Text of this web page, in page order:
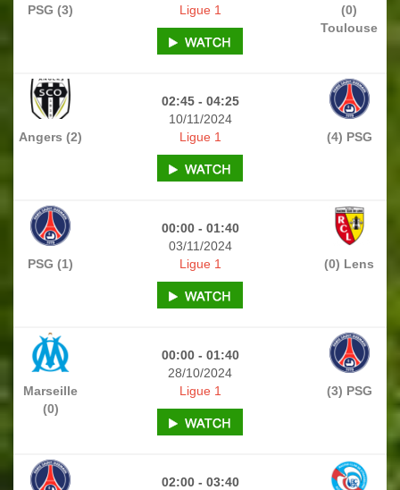
PSG (3)
(0)
Toulouse
Ligue 1
02:45 - 04:25
10/11/2024
Angers (2)
(4) PSG
Ligue 1
00:00 - 01:40
03/11/2024
PSG (1)
(0) Lens
Ligue 1
00:00 - 01:40
28/10/2024
Marseille
(0)
(3) PSG
Ligue 1
02:00 - 03:40